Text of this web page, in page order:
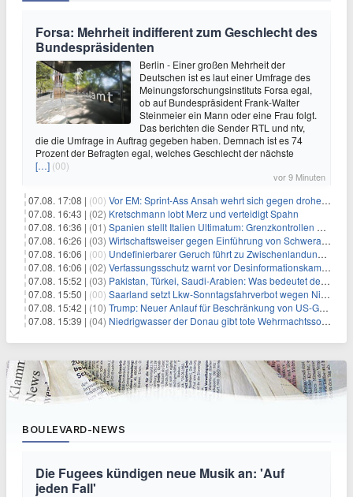
Forsa: Mehrheit indifferent zum Geschlecht des
Bundespräsidenten
Berlin - Einer großen Mehrheit der
Deutschen ist es laut einer Umfrage des
Meinungsforschungsinstituts Forsa egal,
ob auf Bundespräsident Frank-Walter
Steinmeier ein Mann oder eine Frau folgt.
Das berichten die Sender RTL und ntv,
die die Umfrage in Auftrag gegeben haben. Demnach ist es 74
Prozent der Befragten egal, welches Geschlecht der nächste
[…] (00)
vor 9 Minuten
07.08. 17:08 | (00) Vor EM: Sprint-Ass Ansah wehrt sich gegen drohende Sperre
07.08. 16:43 | (02) Kretschmann lobt Merz und verteidigt Spahn
07.08. 16:36 | (01) Spanien stellt Italien Ultimatum: Grenzkontrollen beenden
07.08. 16:26 | (03) Wirtschaftsweiser gegen Einführung von Schwerarbeiter-Rente
07.08. 16:06 | (00) Undefinierbarer Geruch führt zu Zwischenlandung von Flieger
07.08. 16:06 | (02) Verfassungsschutz warnt vor Desinformationskampagne gegen Merz
07.08. 15:52 | (03) Pakistan, Türkei, Saudi-Arabien: Was bedeutet der neue Pakt?
07.08. 15:50 | (00) Saarland setzt Lkw-Sonntagsfahrverbot wegen Niedrigwasser aus
07.08. 15:42 | (10) Trump: Neuer Anlauf für Beschränkung von US-Geburtsrecht
07.08. 15:39 | (04) Niedrigwasser der Donau gibt tote Wehrmachtssoldaten frei
BOULEVARD-NEWS
Die Fugees kündigen neue Musik an: 'Auf
jeden Fall'